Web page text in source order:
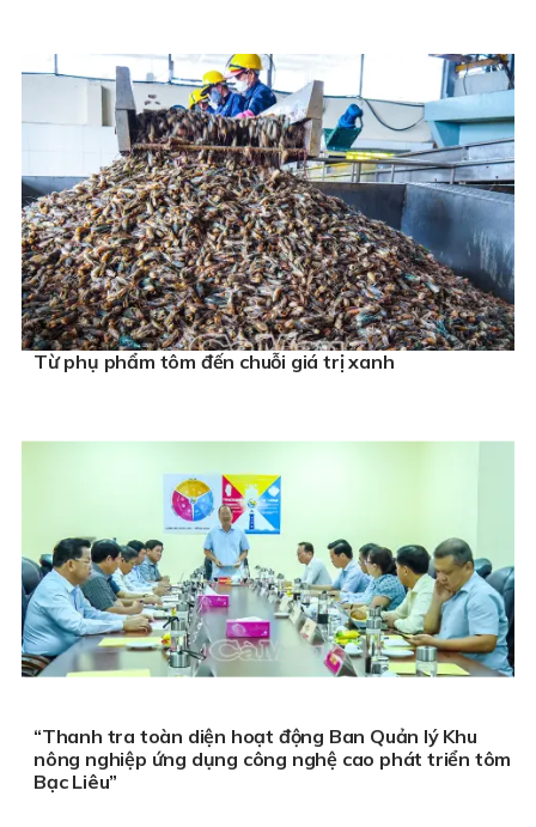
Từ phụ phẩm tôm đến chuỗi giá trị xanh
“Thanh tra toàn diện hoạt động Ban Quản lý Khu
nông nghiệp ứng dụng công nghệ cao phát triển tôm
Bạc Liêu”